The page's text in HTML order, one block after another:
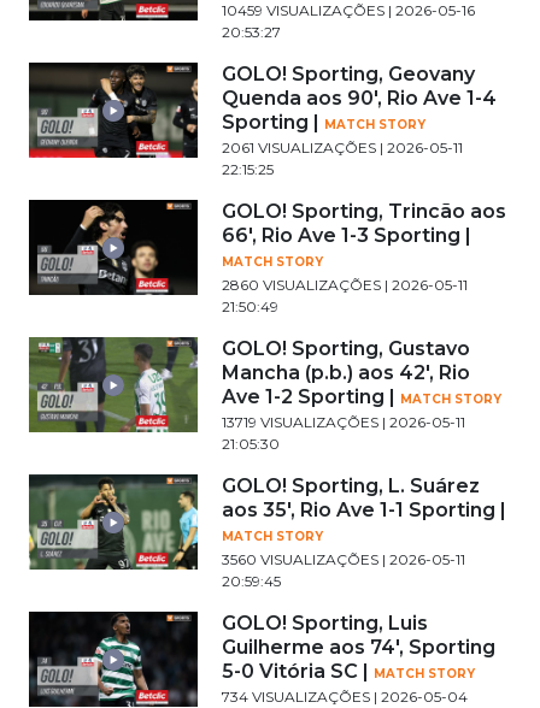
10459 VISUALIZAÇÕES | 2026-05-16
20:53:27
GOLO! Sporting, Geovany
Quenda aos 90', Rio Ave 1-4
Sporting |
MATCH STORY
2061 VISUALIZAÇÕES | 2026-05-11
22:15:25
GOLO! Sporting, Trincão aos
66', Rio Ave 1-3 Sporting |
MATCH STORY
2860 VISUALIZAÇÕES | 2026-05-11
21:50:49
GOLO! Sporting, Gustavo
Mancha (p.b.) aos 42', Rio
Ave 1-2 Sporting |
MATCH STORY
13719 VISUALIZAÇÕES | 2026-05-11
21:05:30
GOLO! Sporting, L. Suárez
aos 35', Rio Ave 1-1 Sporting |
MATCH STORY
3560 VISUALIZAÇÕES | 2026-05-11
20:59:45
GOLO! Sporting, Luis
Guilherme aos 74', Sporting
5-0 Vitória SC |
MATCH STORY
734 VISUALIZAÇÕES | 2026-05-04